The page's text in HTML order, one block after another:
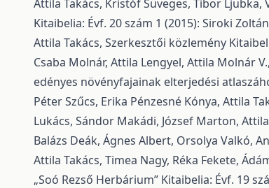
Attila Takács, Kristóf Süveges, Tibor Ljubka,
Kitaibelia: Évf. 20 szám 1 (2015): Siroki
Attila Takács, Szerkesztői közlemény
Csaba Molnár, Attila Lengyel, Attila Molnár
edényes növényfajainak elterjedési
Péter Szűcs, Erika Pénzesné Kónya, Attila
Lukács, Sándor Makádi, József Marton,
Balázs Deák, Ágnes Albert, Orsolya Valkó,
Attila Takács, Timea Nagy, Réka Fekete,
„Soó Rezső Herbárium” Kitaibelia: Évf. 19